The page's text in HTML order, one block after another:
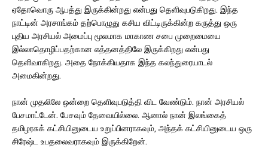
ஏதோவொரு ஆபத்து இருக்கின்றது என்பது தெளிவுபடுகிறது. இந்த
நாட்டின் அரசாங்கம் தற்பொழுது கசிய விட்டிருக்கின்ற கருத்து ஒரு
புதிய அரசியல் அமைப்பு மூலமாக மாகாண சபை முறைமையை
இல்லாதொழிப்பதற்கான எத்தனத்திலே இருக்கிறது என்பது
தெளிவாகிறது. அதை நோக்கியதாக இந்த கலந்துரையாடல்
அமைகின்றது.
நான் முதலிலே ஒன்றை தெளிவுபடுத்தி விட வேண்டும். நான் அரசியல்
பேசமாட்டேன். பேசவும் தேவையில்லை. ஆனால் நான் இலங்கைத்
தமிழரசுக் கட்சியினுடைய உறுப்பினராகவும், அந்தக் கட்சியினுடைய ஒரு
சிரேஷ்ட உபதலைவராகவும் இருக்கிறேன்.